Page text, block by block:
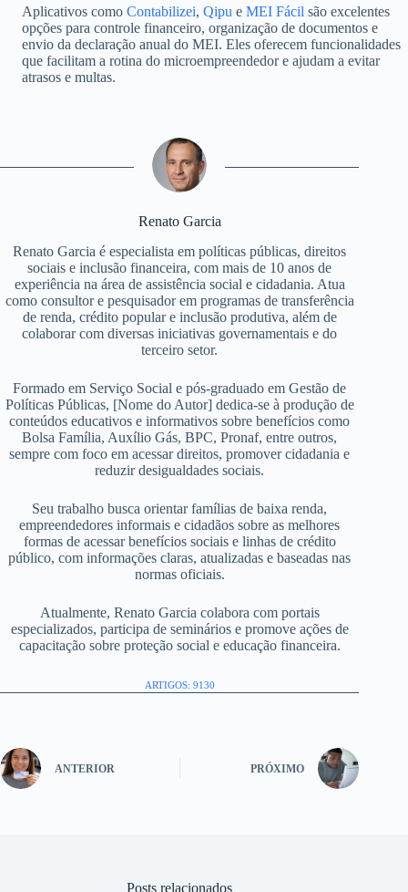
Aplicativos como Contabilizei, Qipu e MEI Fácil são excelentes
opções para controle financeiro, organização de documentos e
envio da declaração anual do MEI. Eles oferecem funcionalidades
que facilitam a rotina do microempreendedor e ajudam a evitar
atrasos e multas.
Renato Garcia
Renato Garcia é especialista em políticas públicas, direitos
sociais e inclusão financeira, com mais de 10 anos de
experiência na área de assistência social e cidadania. Atua
como consultor e pesquisador em programas de transferência
de renda, crédito popular e inclusão produtiva, além de
colaborar com diversas iniciativas governamentais e do
terceiro setor.
Formado em Serviço Social e pós-graduado em Gestão de
Políticas Públicas, [Nome do Autor] dedica-se à produção de
conteúdos educativos e informativos sobre benefícios como
Bolsa Família, Auxílio Gás, BPC, Pronaf, entre outros,
sempre com foco em acessar direitos, promover cidadania e
reduzir desigualdades sociais.
Seu trabalho busca orientar famílias de baixa renda,
empreendedores informais e cidadãos sobre as melhores
formas de acessar benefícios sociais e linhas de crédito
público, com informações claras, atualizadas e baseadas nas
normas oficiais.
Atualmente, Renato Garcia colabora com portais
especializados, participa de seminários e promove ações de
capacitação sobre proteção social e educação financeira.
ARTIGOS: 9130
ANTERIOR PRÓXIMO
Posts relacionados